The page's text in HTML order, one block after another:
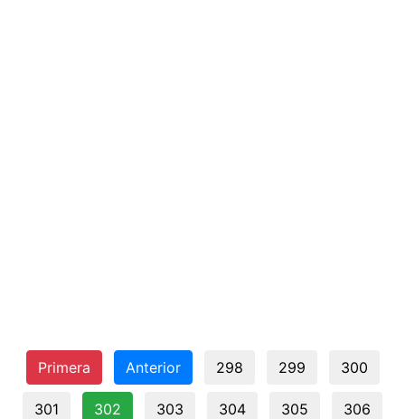
Primera Anterior 298 299 300
301 302 303 304 305 306